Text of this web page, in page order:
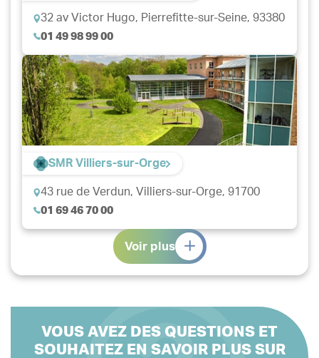
32 av Victor Hugo, Pierrefitte-sur-Seine, 93380
01 49 98 99 00
SMR Villiers-sur-Orge
43 rue de Verdun, Villiers-sur-Orge, 91700
01 69 46 70 00
Voir plus
VOUS AVEZ DES QUESTIONS ET
SOUHAITEZ EN SAVOIR PLUS SUR